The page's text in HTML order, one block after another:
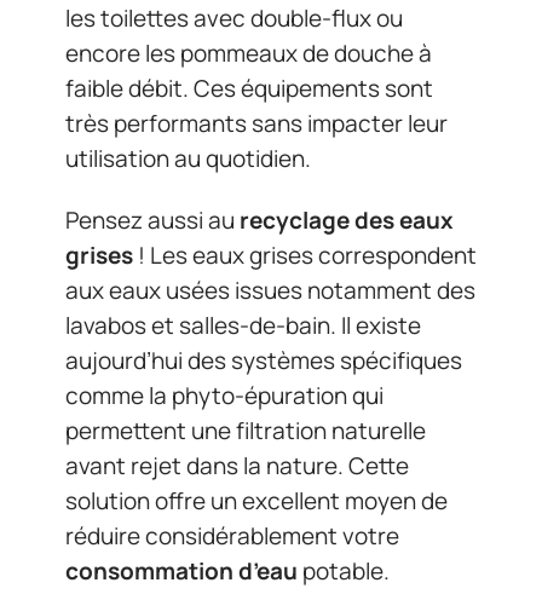
les toilettes avec double-flux ou
encore les pommeaux de douche à
faible débit. Ces équipements sont
très performants sans impacter leur
utilisation au quotidien.
Pensez aussi au recyclage des eaux
grises ! Les eaux grises correspondent
aux eaux usées issues notamment des
lavabos et salles-de-bain. Il existe
aujourd’hui des systèmes spécifiques
comme la phyto-épuration qui
permettent une filtration naturelle
avant rejet dans la nature. Cette
solution offre un excellent moyen de
réduire considérablement votre
consommation d’eau potable.